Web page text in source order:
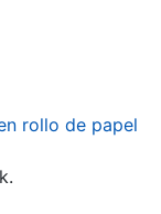
rollo de papel